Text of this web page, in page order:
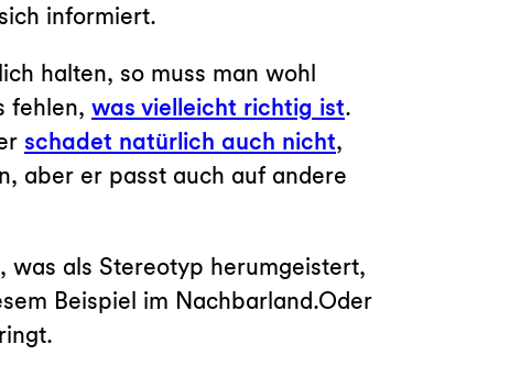
informiert.
halten, so muss man wohl
fehlen, was vielleicht richtig ist.
schadet natürlich auch nicht,
aber er passt auch auf andere
was als Stereotyp herumgeistert,
Beispiel im Nachbarland.Oder